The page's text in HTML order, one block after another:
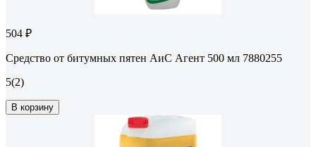
504 ₽
Средство от битумных пятен АиС Агент 500 мл 7880255
5(2)
В корзину